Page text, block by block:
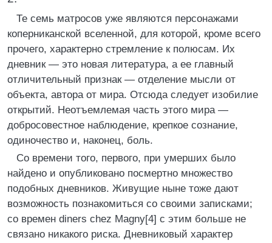
Те семь матросов уже являются персонажами
коперниканской вселенной, для которой, кроме всего
прочего, характерно стремление к полюсам. Их
дневник — это новая литература, а ее главный
отличительный признак — отделение мысли от
объекта, автора от мира. Отсюда следует изобилие
открытий. Неотъемлемая часть этого мира —
добросовестное наблюдение, крепкое сознание,
одиночество и, наконец, боль.
Со времени того, первого, при умерших было
найдено и опубликовано посмертно множество
подобных дневников. Живущие ныне тоже дают
возможность познакомиться со своими записками;
со времен diners chez Magny[4] с этим больше не
связано никакого риска. Дневниковый характер